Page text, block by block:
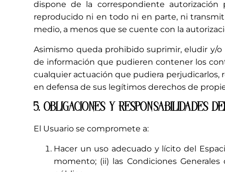
dispone de la correspondiente
reproducido ni en todo ni en parte, ni
medio, a menos que se cuente con la
Asimismo queda prohibido suprimir, eludir y/
de información que pudieren contener los
cualquier actuación que pudiera perjudicarlos,
en defensa de sus legítimos derechos de
5. OBLIGACIONES Y RESPONSABILIDADES
El Usuario se compromete a:
Hacer un uso adecuado y lícito del
momento; (ii) las Condiciones